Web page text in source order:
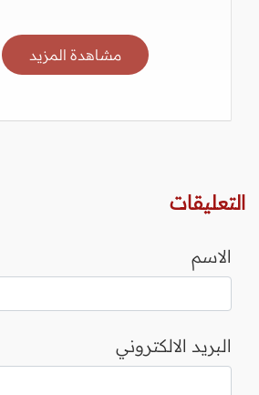
مشاهدة المزيد
التعليقات
الاسم
البريد الالكتروني